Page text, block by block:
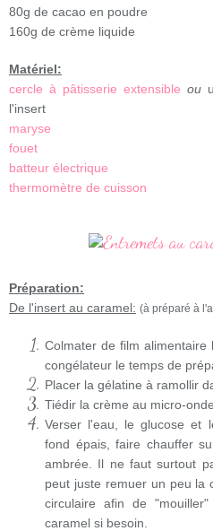
80g de cacao en poudre
160g de crème liquide
Matériel:
cercle à pâtisserie extensibleou
l'insert
maryse
fouet
batteur électrique
thermomètre de cuisson
Préparation:
De l'insert au caramel: (à préparé à
Colmater de film
congélateur le temps de
Placer la gélatine à ramollir
Tiédir la crème au micro-onde.
Verser l'eau, le glucose et
fond épais, faire chauffer
ambrée. Il ne faut surtout
peut juste remuer un peu la
circulaire afin de
caramel si besoin.